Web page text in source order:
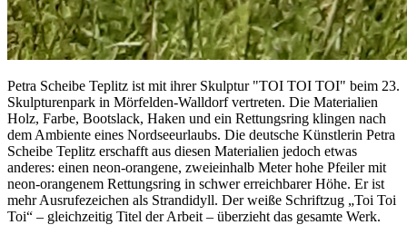
Petra Scheibe Teplitz ist mit ihrer Skulptur "TOI TOI TOI" beim 23.
Skulpturenpark in Mörfelden-Walldorf vertreten. Die Materialien
Holz, Farbe, Bootslack, Haken und ein Rettungsring klingen nach
dem Ambiente eines Nordseeurlaubs. Die deutsche Künstlerin Petra
Scheibe Teplitz erschafft aus diesen Materialien jedoch etwas
anderes: einen neon-orangene, zweieinhalb Meter hohe Pfeiler mit
neon-orangenem Rettungsring in schwer erreichbarer Höhe. Er ist
mehr Ausrufezeichen als Strandidyll. Der weiße Schriftzug „Toi Toi
Toi“ – gleichzeitig Titel der Arbeit – überzieht das gesamte Werk.